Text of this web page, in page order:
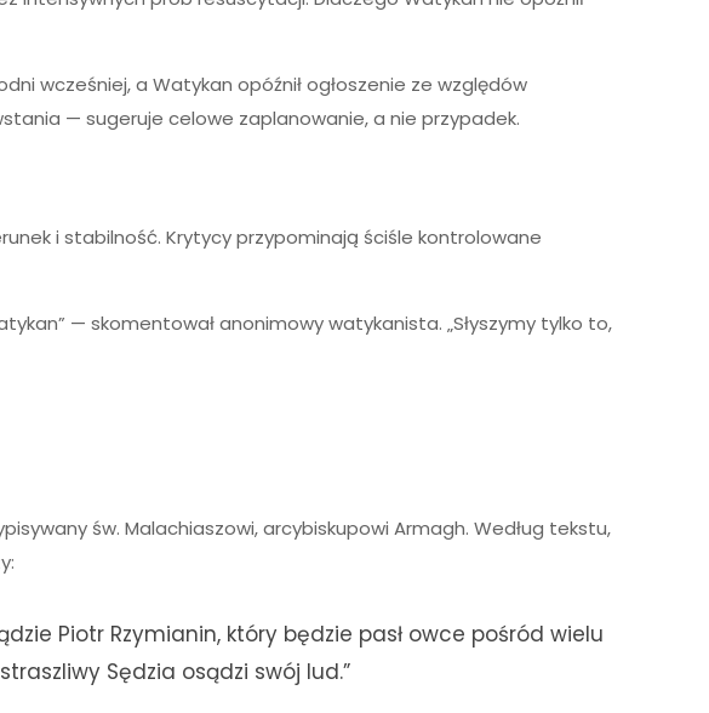
wcześniej, a Watykan opóźnił ogłoszenie ze względów
— sugeruje celowe zaplanowanie, a nie przypadek.
i stabilność. Krytycy przypominają ściśle kontrolowane
— skomentował anonimowy watykanista. „Słyszymy tylko to,
św. Malachiaszowi, arcybiskupowi Armagh. Według tekstu,
Piotr Rzymianin, który będzie pasł owce pośród wielu
Sędzia osądzi swój lud.”